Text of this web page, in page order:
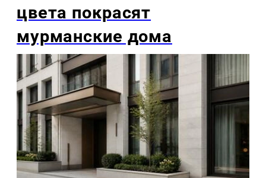
цвета покрасят
мурманские дома